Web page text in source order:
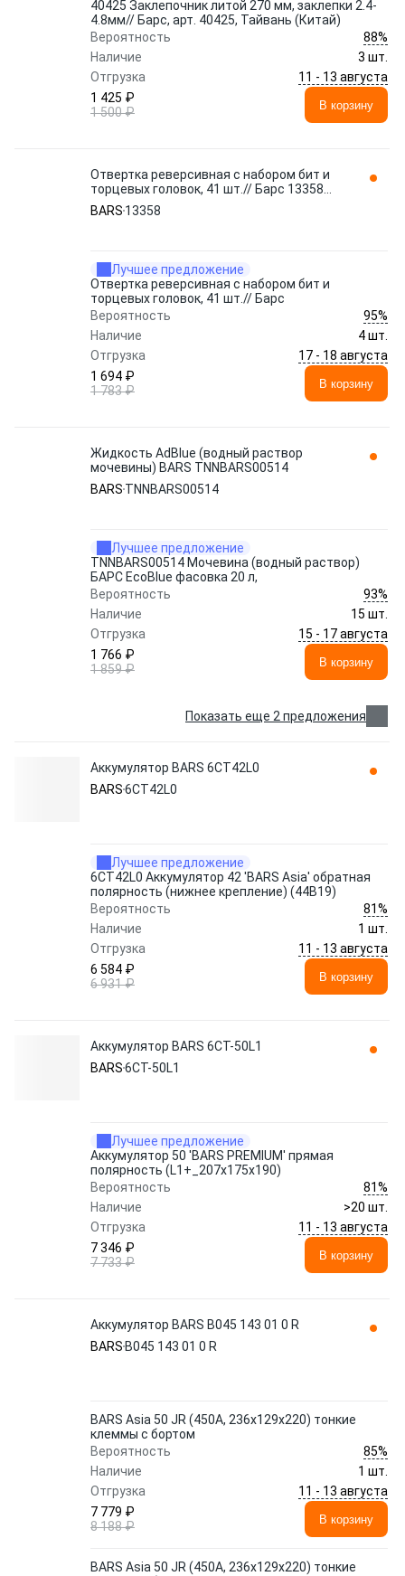
40425 Заклепочник литой 270 мм, заклепки 2.4-
4.8мм// Барс, арт. 40425, Тайвань (Китай)
Вероятность
88%
Наличие
3 шт.
Отгрузка
11 - 13 августа
1 425 ₽
1 500 ₽
В корзину
Отвертка реверсивная с набором бит и
торцевых головок, 41 шт.// Барс 13358
BARS
BARS 13358
Лучшее предложение
Отвертка реверсивная с набором бит и
торцевых головок, 41 шт.// Барс
Вероятность
95%
Наличие
4 шт.
Отгрузка
17 - 18 августа
1 694 ₽
1 783 ₽
В корзину
Жидкость AdBlue (водный раствор
мочевины) BARS TNNBARS00514
BARS TNNBARS00514
Лучшее предложение
TNNBARS00514 Мочевина (водный раствор)
БАРС EcoBlue фасовка 20 л,
Вероятность
93%
Наличие
15 шт.
Отгрузка
15 - 17 августа
1 766 ₽
1 859 ₽
В корзину
Показать еще 2 предложения
Аккумулятор BARS 6СТ42L0
BARS6СТ42L0
Лучшее предложение
6СТ42L0 Аккумулятор 42 'BARS Asia' обратная
полярность (нижнее крепление) (44В19)
Вероятность
81%
Наличие
1 шт.
Отгрузка
11 - 13 августа
6 584 ₽
6 931 ₽
В корзину
Аккумулятор BARS 6СТ-50L1
BARS6СТ-50L1
Лучшее предложение
Аккумулятор 50 'BARS PREMIUM' прямая
полярность (L1+_207x175x190)
Вероятность
81%
Наличие
>20 шт.
Отгрузка
11 - 13 августа
7 346 ₽
7 733 ₽
В корзину
Аккумулятор BARS B045 143 01 0 R
BARS B045 143 01 0 R
BARS Asia 50 JR (450A, 236x129x220) тонкие
клеммы с бортом
Вероятность
85%
Наличие
1 шт.
Отгрузка
11 - 13 августа
7 779 ₽
8 188 ₽
В корзину
BARS Asia 50 JR (450A, 236x129x220) тонкие